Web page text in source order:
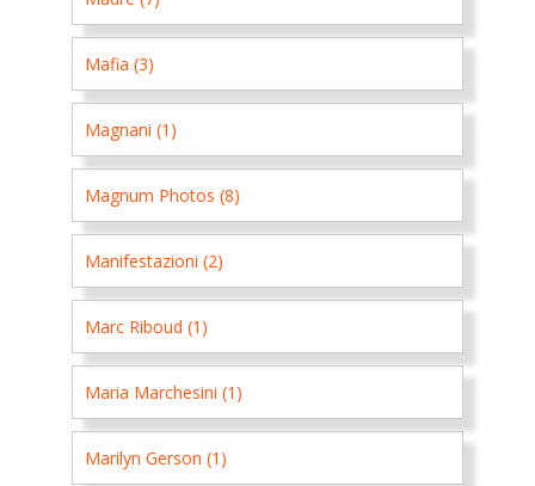
Mafia (3)
Magnani (1)
Magnum Photos (8)
Manifestazioni (2)
Marc Riboud (1)
Maria Marchesini (1)
Marilyn Gerson (1)